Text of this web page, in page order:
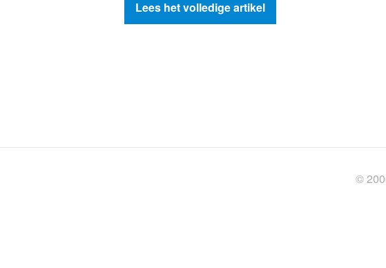
Lees het volledige artikel
©